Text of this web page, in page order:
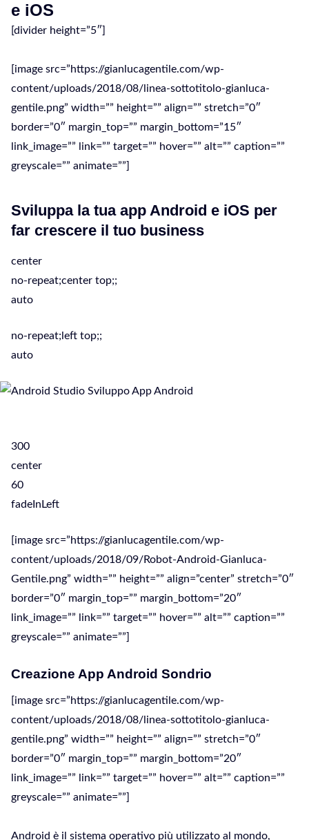
e iOS
[divider height=”5″]
[image src=”https://gianlucagentile.com/wp-
content/uploads/2018/08/linea-sottotitolo-gianluca-
gentile.png” width=”” height=”” align=”” stretch=”0″
border=”0″ margin_top=”” margin_bottom=”15″
link_image=”” link=”” target=”” hover=”” alt=”” caption=””
greyscale=”” animate=””]
Sviluppa la tua app Android e iOS per
far crescere il tuo business
center
no-repeat;center top;;
auto
no-repeat;left top;;
auto
300
center
60
fadeInLeft
[image src=”https://gianlucagentile.com/wp-
content/uploads/2018/09/Robot-Android-Gianluca-
Gentile.png” width=”” height=”” align=”center” stretch=”0″
border=”0″ margin_top=”” margin_bottom=”20″
link_image=”” link=”” target=”” hover=”” alt=”” caption=””
greyscale=”” animate=””]
Creazione App Android Sondrio
[image src=”https://gianlucagentile.com/wp-
content/uploads/2018/08/linea-sottotitolo-gianluca-
gentile.png” width=”” height=”” align=”” stretch=”0″
border=”0″ margin_top=”” margin_bottom=”20″
link_image=”” link=”” target=”” hover=”” alt=”” caption=””
greyscale=”” animate=””]
Android è il sistema operativo più utilizzato al mondo,